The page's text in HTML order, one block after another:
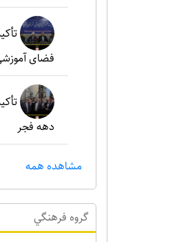
فضای
دهه فجر
مشاهده همه
گروه فرهنگي